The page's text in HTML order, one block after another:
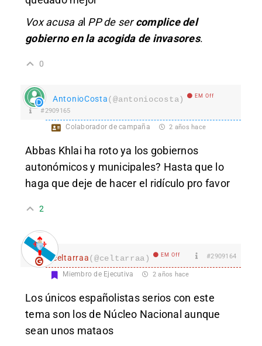
Vox acusa al PP de sercomplice del
gobierno en la acogida de invasores.
0
AntonioCosta(@antoniocosta) EM Off
#2909165
Colaborador de campaña 2 años hace
Abbas Khlai ha roto ya los gobiernos
autonómicos y municipales? Hasta que lo
haga que deje de hacer el ridículo pro favor
2
celtarraa(@celtarraa) EM Off #2909164
Miembro de Ejecutiva 2 años hace
Los únicos españolistas serios con este
tema son los de Núcleo Nacional aunque
sean unos mataos